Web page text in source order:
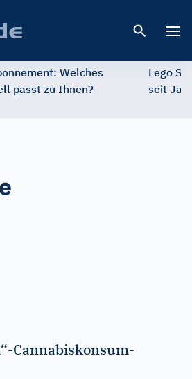
Welches
passt zu Ihnen?
Lego
seit
Cannabiskonsum-